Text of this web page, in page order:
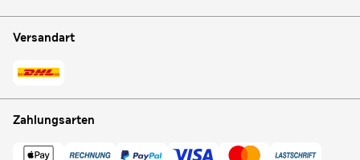
Versandart
Zahlungsarten